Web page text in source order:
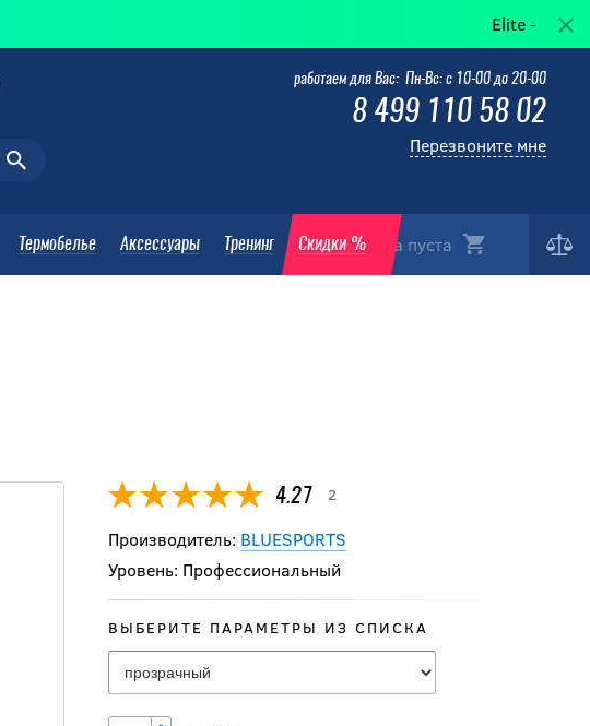
Elite — когда
Корзина пуста
Термобелье Аксессуары Тренинг Скидки %
работаем для Вас: Пн-Вс: с 10-00 до 20-00
8 499 110 58 02
Перезвоните мне
4.27 2
Производитель: BLUESPORTS
Уровень: Профессиональный
ВЫБЕРИТЕ ПАРАМЕТРЫ ИЗ СПИСКА